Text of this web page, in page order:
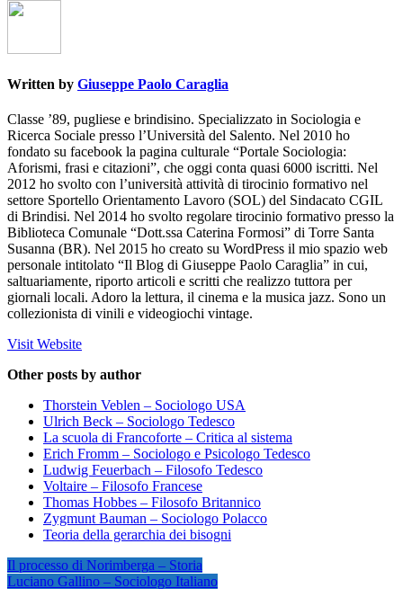
Written by Giuseppe Paolo Caraglia
Classe ’89, pugliese e brindisino. Specializzato in Sociologia e
Ricerca Sociale presso l’Università del Salento. Nel 2010 ho
fondato su facebook la pagina culturale “Portale Sociologia:
Aforismi, frasi e citazioni”, che oggi conta quasi 6000 iscritti. Nel
2012 ho svolto con l’università attività di tirocinio formativo nel
settore Sportello Orientamento Lavoro (SOL) del Sindacato CGIL
di Brindisi. Nel 2014 ho svolto regolare tirocinio formativo presso la
Biblioteca Comunale “Dott.ssa Caterina Formosi” di Torre Santa
Susanna (BR). Nel 2015 ho creato su WordPress il mio spazio web
personale intitolato “Il Blog di Giuseppe Paolo Caraglia” in cui,
saltuariamente, riporto articoli e scritti che realizzo tuttora per
giornali locali. Adoro la lettura, il cinema e la musica jazz. Sono un
collezionista di vinili e videogiochi vintage.
Visit Website
Other posts by author
Thorstein Veblen – Sociologo USA
Ulrich Beck – Sociologo Tedesco
La scuola di Francoforte – Critica al sistema
Erich Fromm – Sociologo e Psicologo Tedesco
Ludwig Feuerbach – Filosofo Tedesco
Voltaire – Filosofo Francese
Thomas Hobbes – Filosofo Britannico
Zygmunt Bauman – Sociologo Polacco
Teoria della gerarchia dei bisogni
Navigazione
articoli
Il processo di Norimberga – Storia
Luciano Gallino – Sociologo Italiano